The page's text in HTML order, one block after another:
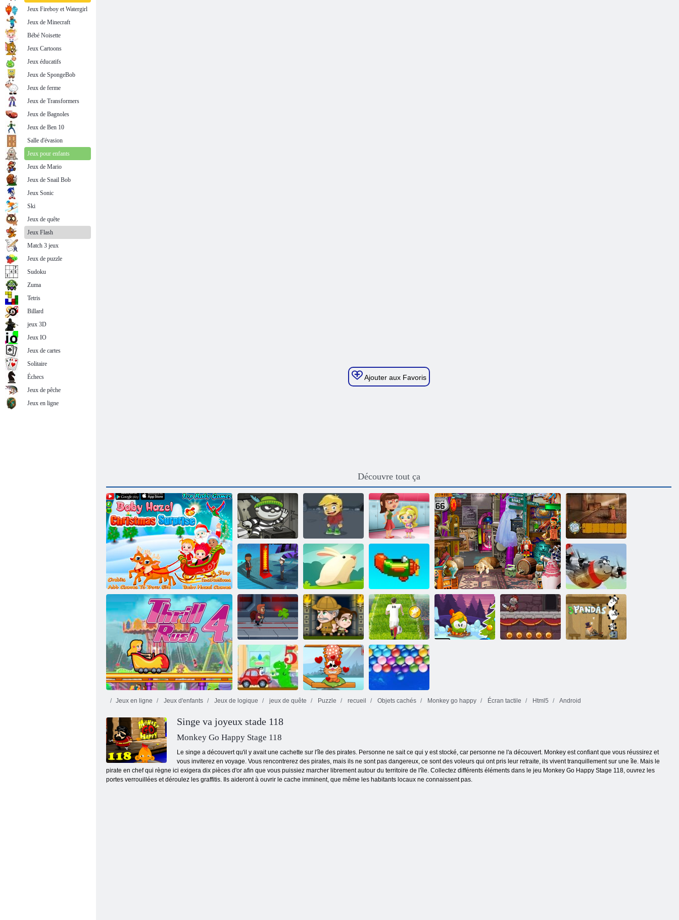
Ajouter aux Favoris
Découvre tout ça
Bébé Hazel Surprise de Noël
Bob le voleur
H5
Mon livre
d'aventure 2
École de jeu
Slacking
Les Esprits de
famille Kelley
Île Bayou Lapin Greedy
Rush Thrill 4
Répéter à
nouveau
Pilote héroïque
Jetpack Maître Aventure incas
Euro Football
Sprint
Wheely 5
Jeux en ligne Jeux d'enfants Jeux de logique jeux de quête Puzzle recueil Objets cachés Monkey go happy Écran tactile Html5 Android
Singe va joyeux stade 118
Monkey Go Happy Stage 118
Le singe a découvert qu'il y avait une cachette sur l'île des pirates. Personne ne sait ce qui y est stocké, car personne ne l'a découvert. Monkey est confiant que vous réussirez et
vous inviterez en voyage. Vous rencontrerez des pirates, mais ils ne sont pas dangereux, ce sont des voleurs qui ont pris leur retraite, ils vivent tranquillement sur une île. Mais le
pirate en chef qui règne ici exigera dix pièces d'or afin que vous puissiez marcher librement autour du territoire de l'île. Collectez différents éléments dans le jeu Monkey Go Happy Stage 118, ouvrez les
portes verrouillées et déroulez les graffitis. Ils aideront à ouvrir le cache imminent, que même les habitants locaux ne connaissent pas.
Jeux Fireboy et Watergirl
Jeux de Minecraft
Bébé Noisette
Jeux Cartoons
Jeux éducatifs
Jeux de SpongeBob
Jeux de ferme
Jeux de Transformers
Jeux de Bagnoles
Jeux de Ben 10
Salle d'évasion
Jeux pour enfants
Jeux de Mario
Jeux de Snail Bob
Jeux Sonic
Ski
Jeux de quête
Jeux Flash
Match 3 jeux
Jeux de puzzle
Sudoku
Zuma
Tetris
Billard
jeux 3D
Jeux IO
Jeux de cartes
Solitaire
Échecs
Jeux de pêche
Jeux en ligne